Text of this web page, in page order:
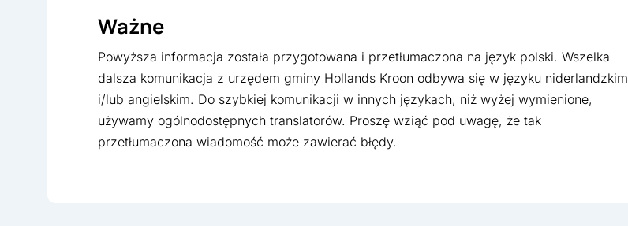
Ważne
Powyższa informacja została przygotowana i przetłumaczona na język polski. Wszelka
dalsza komunikacja z urzędem gminy Hollands Kroon odbywa się w języku niderlandzkim
i/lub angielskim. Do szybkiej komunikacji w innych językach, niż wyżej wymienione,
używamy ogólnodostępnych translatorów. Proszę wziąć pod uwagę, że tak
przetłumaczona wiadomość może zawierać błędy.